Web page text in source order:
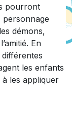
pourront
personnage
démons,
En
les enfants
les appliquer